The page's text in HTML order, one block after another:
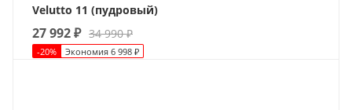
Velutto 11 (пудровый)
27 992₽ 34 990₽
-20% Экономия 6 998 ₽